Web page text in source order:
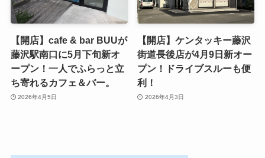
【開店】cafe & bar BUUが
藤沢駅南口に5月下旬新オ
ープン！一人でふらっと立
ち寄れるカフェ＆バー。
2026年4月5日
【開店】ケンタッキー藤沢
街道長後店が4月9日新オー
プン！ドライブスルーも便
利！
2026年4月3日